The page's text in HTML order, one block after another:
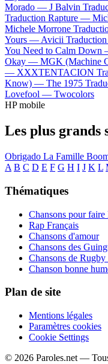
Morado — J Balvin
Traduction Rapture —
Michele Morrone
Yours —Avicii
You Need to Calm Down
Okay — MGK (Machine
— XXXTENTACION
Know) — The 1975
Lovefool — Twocolors
HP mobile
Les plus grands
Obrigado La Famille
A B C D E F G H I J K L
Thématiques
Chansons pour faire
Rap Français
Chansons d'amour
Chansons des
Chansons de
Chanson bonne
Plan de site
Mentions légales
Paramètres cookies
Cookie Settings
© 2026 Paroles.net —